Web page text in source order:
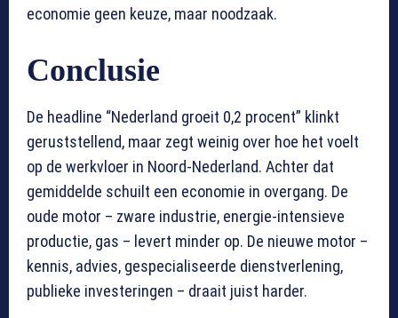
economie geen keuze, maar noodzaak.
Conclusie
De headline “Nederland groeit 0,2 procent” klinkt
geruststellend, maar zegt weinig over hoe het voelt
op de werkvloer in Noord-Nederland. Achter dat
gemiddelde schuilt een economie in overgang. De
oude motor – zware industrie, energie-intensieve
productie, gas – levert minder op. De nieuwe motor –
kennis, advies, gespecialiseerde dienstverlening,
publieke investeringen – draait juist harder.